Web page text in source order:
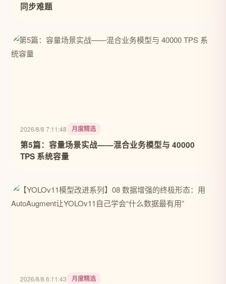
同步难题
2026/8/8 7:11:48 月度精选
第5篇：容量场景实战——混合业务模型与 40000
TPS 系统容量
2026/8/8 6:11:43 月度精选